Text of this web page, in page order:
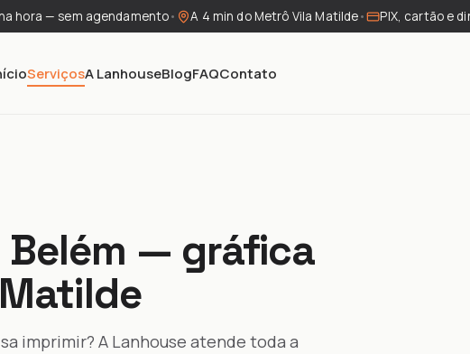
hora — sem agendamento• A 4 min do Metrô Vila Matilde• PIX, cartão e
ServiçosA LanhouseBlogFAQContato
Belém — gráfica
imprimir? A Lanhouse atende toda a